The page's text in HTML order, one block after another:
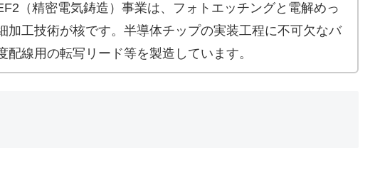
（精密電気鋳造）事業は、フォトエッチングと電解めっ
加工技術が核です。半導体チップの実装工程に不可欠なバ
配線用の転写リード等を製造しています。